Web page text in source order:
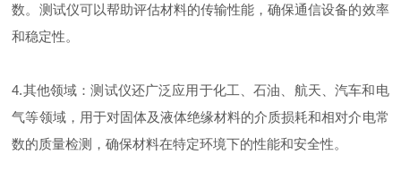
数。测试仪可以帮助评估材料的传输性能，确保通信设备的效率
和稳定性。
4.其他领域：测试仪还广泛应用于化工、石油、航天、汽车和电
气等领域，用于对固体及液体绝缘材料的介质损耗和相对介电常
数的质量检测，确保材料在特定环境下的性能和安全性。